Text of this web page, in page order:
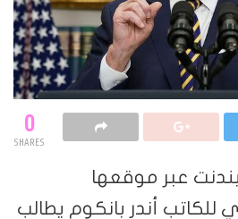
0
SHARES
عبر موقعها
للكاتب أندر بانكوم يطالب